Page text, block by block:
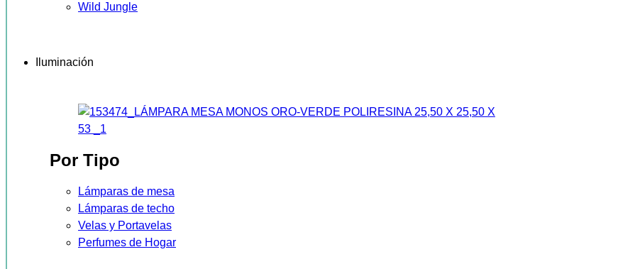
Wild Jungle
Iluminación
Por Tipo
Lámparas de mesa
Lámparas de techo
Velas y Portavelas
Perfumes de Hogar